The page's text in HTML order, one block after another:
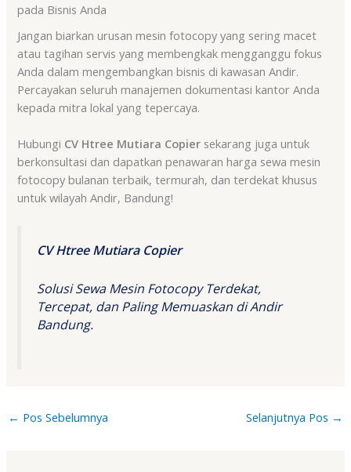
pada Bisnis Anda
Jangan biarkan urusan mesin fotocopy yang sering macet
atau tagihan servis yang membengkak mengganggu fokus
Anda dalam mengembangkan bisnis di kawasan Andir.
Percayakan seluruh manajemen dokumentasi kantor Anda
kepada mitra lokal yang tepercaya.
Hubungi CV Htree Mutiara Copier sekarang juga untuk
berkonsultasi dan dapatkan penawaran harga sewa mesin
fotocopy bulanan terbaik, termurah, dan terdekat khusus
untuk wilayah Andir, Bandung!
CV Htree Mutiara Copier
Solusi Sewa Mesin Fotocopy Terdekat,
Tercepat, dan Paling Memuaskan di Andir
Bandung.
← Pos Sebelumnya Selanjutnya Pos →